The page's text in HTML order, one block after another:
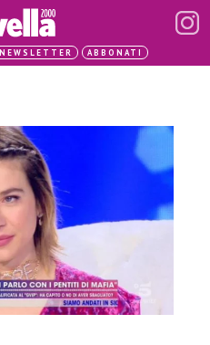
NEWSLETTER ABBONATI